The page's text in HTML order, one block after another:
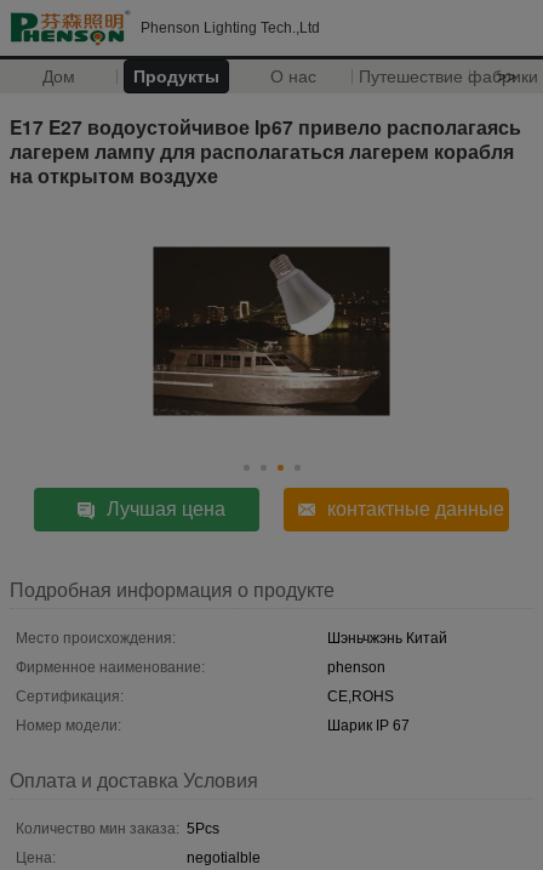
Phenson Lighting Tech.,Ltd
Дом Продукты О нас Путешествие фабрики
>>
E17 E27 водоустойчивое Ip67 привело располагаясь
лагерем лампу для располагаться лагерем корабля
на открытом воздухе
Лучшая цена контактные данные
Подробная информация о продукте
Место происхождения:
Шэньчжэнь Китай
Фирменное наименование:
phenson
Сертификация:
CE,ROHS
Номер модели:
Шарик IP 67
Оплата и доставка Условия
Количество мин заказа: 5Pcs
Цена:
negotialble